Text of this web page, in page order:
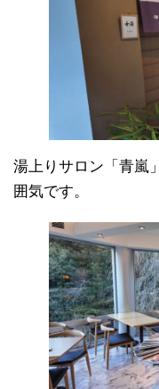
湯上りサロン「青嵐
囲気です。